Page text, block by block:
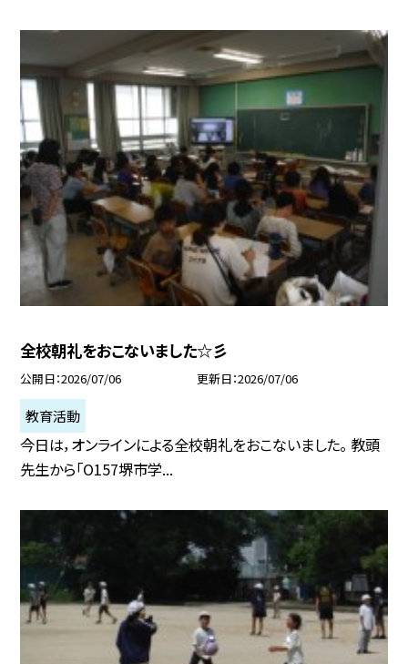
全校朝礼をおこないました☆彡
公開日 2026/07/06 更新日 2026/07/06
教育活動
今日は，オンラインによる全校朝礼をおこないました。 教頭
先生から「O157堺市学...